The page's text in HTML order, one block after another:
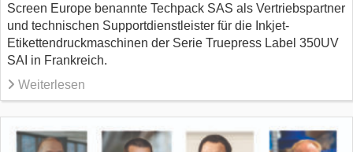
Screen Europe benannte Techpack SAS als Vertriebspartner
und technischen Supportdienstleister für die Inkjet-
Etikettendruckmaschinen der Serie Truepress Label 350UV
SAI in Frankreich.
Weiterlesen